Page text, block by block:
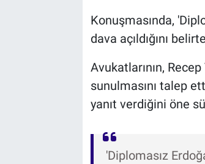
Konuşmasında,
dava açıldığını
Avukatlarının,
sunulmasını talep
yanıt verdiğini öne
'Diplomasız